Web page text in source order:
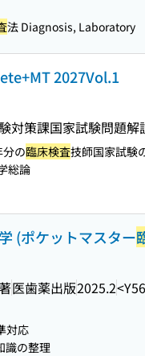
法 Diagnosis, Laboratory
2027Vol.1
対策課国家試験問題
の臨床検査技師国家試験
総論
(ポケットマスター
医歯薬出版2025.2
対応
識の整理